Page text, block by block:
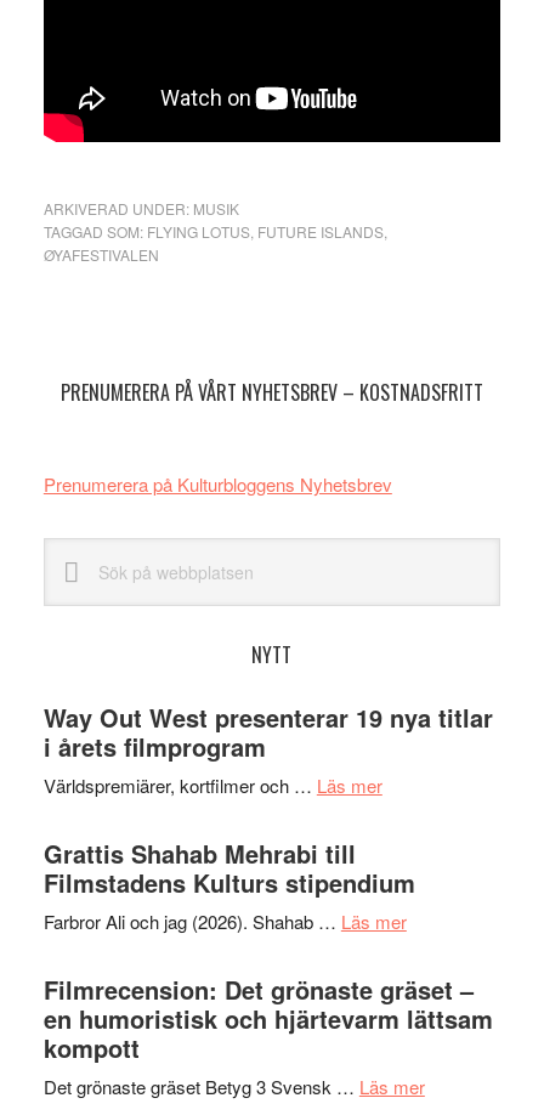
ARKIVERAD UNDER: MUSIK
TAGGAD SOM: FLYING LOTUS, FUTURE ISLANDS,
ØYAFESTIVALEN
PRENUMERERA PÅ VÅRT NYHETSBREV – KOSTNADSFRITT
Prenumerera på Kulturbloggens Nyhetsbrev
webbplatsen
NYTT
Way Out West presenterar 19 nya titlar
i årets filmprogram
Världspremiärer, kortfilmer och … Läs merom
presenterar
19
titlar
i
Grattis Shahab Mehrabi till
Filmstadens Kulturs stipendium
Farbror Ali och jag (2026). Shahab … Läs merom
Shahab
Mehrabi
till
Kulturs
Filmrecension: Det grönaste gräset –
en humoristisk och hjärtevarm lättsam
kompott
Det grönaste gräset Betyg 3 Svensk … Läs merom